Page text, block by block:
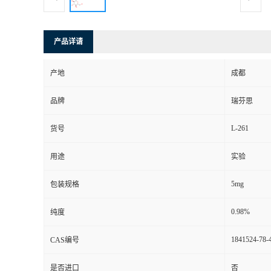
产品详请
产地 成都
品牌 瑞芬思
货号 L-261
用途 实验
包装规格 5mg
纯度 0.98%
CAS编号 1841524-78-
是否进口 否